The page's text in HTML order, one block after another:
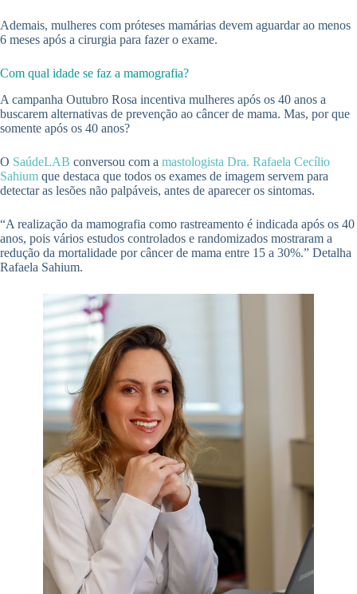
Ademais, mulheres com próteses mamárias devem aguardar ao menos
6 meses após a cirurgia para fazer o exame.
Com qual idade se faz a mamografia?
A campanha Outubro Rosa incentiva mulheres após os 40 anos a
buscarem alternativas de prevenção ao câncer de mama. Mas, por que
somente após os 40 anos?
O SaúdeLAB conversou com a mastologista Dra. Rafaela Cecílio
Sahium que destaca que todos os exames de imagem servem para
detectar as lesões não palpáveis, antes de aparecer os sintomas.
“A realização da mamografia como rastreamento é indicada após os 40
anos, pois vários estudos controlados e randomizados mostraram a
redução da mortalidade por câncer de mama entre 15 a 30%.” Detalha
Rafaela Sahium.